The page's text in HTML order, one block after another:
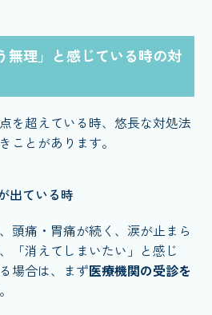
無理」と感じている時の対
を超えている時、悠長な対処法
ことがあります。
出ている時
頭痛・胃痛が続く、涙が止まら
「消えてしまいたい」と感じ
場合は、まず医療機関の受診を